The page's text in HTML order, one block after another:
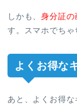
しかも、身分証の
す。スマホでちゃ
よくお得な
あと、よくお得な